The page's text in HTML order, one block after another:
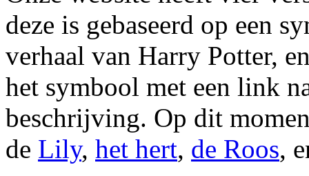
deze is gebaseerd op een
verhaal van Harry Potter,
het symbool met een link
beschrijving. Op dit
de Lily, het hert, de Roos,